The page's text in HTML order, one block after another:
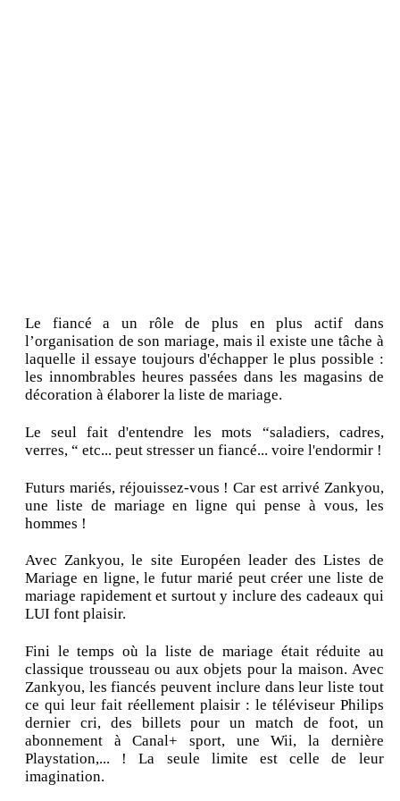
Le fiancé a un rôle de plus en plus actif dans
l’organisation de son mariage, mais il existe une tâche à
laquelle il essaye toujours d'échapper le plus possible :
les innombrables heures passées dans les magasins de
décoration à élaborer la liste de mariage.
Le seul fait d'entendre les mots “saladiers, cadres,
verres, “ etc... peut stresser un fiancé... voire l'endormir !
Futurs mariés, réjouissez-vous ! Car est arrivé Zankyou,
une liste de mariage en ligne qui pense à vous, les
hommes !
Avec Zankyou, le site Européen leader des Listes de
Mariage en ligne, le futur marié peut créer une liste de
mariage rapidement et surtout y inclure des cadeaux qui
LUI font plaisir.
Fini le temps où la liste de mariage était réduite au
classique trousseau ou aux objets pour la maison. Avec
Zankyou, les fiancés peuvent inclure dans leur liste tout
ce qui leur fait réellement plaisir : le téléviseur Philips
dernier cri, des billets pour un match de foot, un
abonnement à Canal+ sport, une Wii, la dernière
Playstation,... ! La seule limite est celle de leur
imagination.